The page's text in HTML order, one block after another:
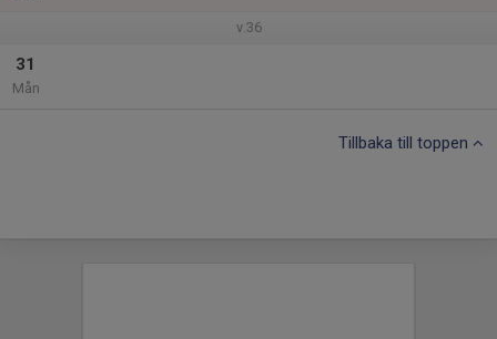
v.36
31
Mån
Tillbaka till toppen